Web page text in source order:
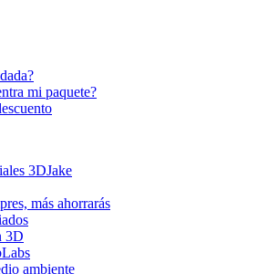
mi paquete?
3DJake
más ahorrarás
3D
ambiente